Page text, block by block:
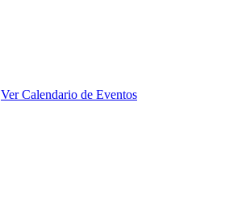
Ver Calendario de Eventos